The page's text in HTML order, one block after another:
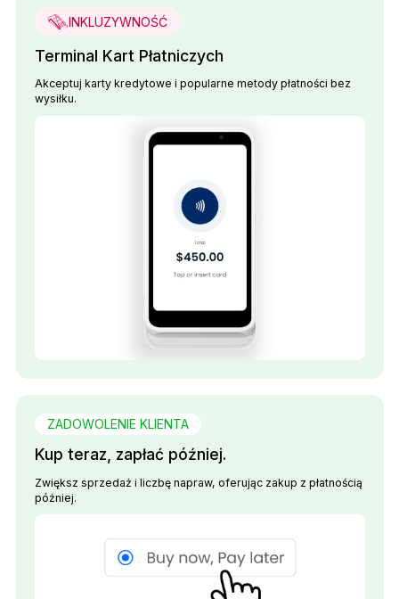
INKLUZYWNOŚĆ
Terminal Kart Płatniczych
Akceptuj karty kredytowe i popularne metody płatności bez
wysiłku.
ZADOWOLENIE KLIENTA
Kup teraz, zapłać później.
Zwiększ sprzedaż i liczbę napraw, oferując zakup z płatnością
później.